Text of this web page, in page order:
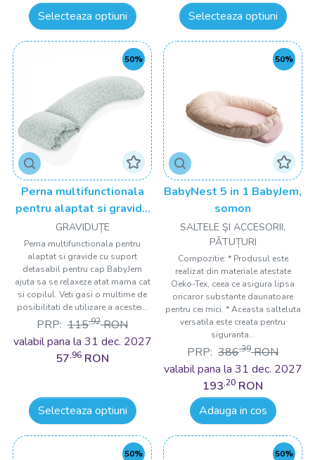
Selecteaza optiuni
Selecteaza optiuni
50%
Perna multifunctionala
pentru alaptat si gravide
cu suport detasabil
pentru cap BabyJem
GRAVIDUȚE
Perna multifunctionala pentru
alaptat si gravide cu suport
detasabil pentru cap BabyJem
ajuta sa se relaxeze atat mama cat
si copilul. Veti gasi o multime de
posibilitati de utilizare a acestei...
PRP: 115,92 RON
valabil pana la 31 dec. 2027
57,96 RON
Selecteaza optiuni
50%
BabyNest 5 in 1 BabyJem,
somon
SALTELE ŞI ACCESORII,
PǍTUȚURI
Compozitie: * Produsul este
realizat din materiale atestate
Oeko-Tex, ceea ce asigura lipsa
oricaror substante daunatoare
pentru cei mici. * Aceasta salteluta
versatila este creata pentru
siguranta...
PRP: 386,39 RON
valabil pana la 31 dec. 2027
193,20 RON
Adauga in cos
50% 50%